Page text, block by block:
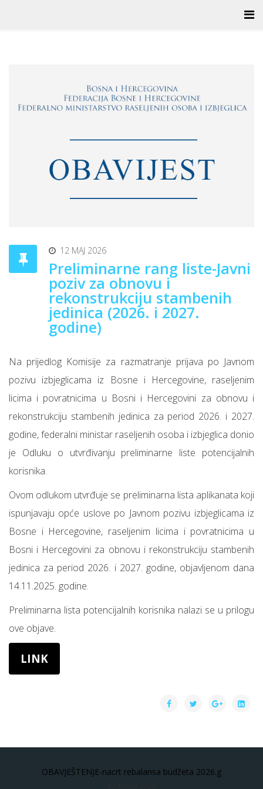
12 MAJ 2026
Preliminarne rang liste-Javni
poziv za obnovu i
rekonstrukciju stambenih
jedinica (2026. i 2027.
godine)
Na prijedlog Komisije za razmatranje prijava po Javnom
pozivu izbjeglicama iz Bosne i Hercegovine, raseljenim
licima i povratnicima u Bosni i Hercegovini za obnovu i
rekonstrukciju stambenih jedinica za period 2026. i 2027.
godine, federalni ministar raseljenih osoba i izbjeglica donio
je Odluku o utvrđivanju preliminarne liste potencijalnih
korisnika.
Ovom odlukom utvrđuje se preliminarna lista aplikanata koji
ispunjavaju opće uslove po Javnom pozivu izbjeglicama iz
Bosne i Hercegovine, raseljenim licima i povratnicima u
Bosni i Hercegovini za obnovu i rekonstrukciju stambenih
jedinica za period 2026. i 2027. godine, objavljenom dana
14.11.2025. godine.
Preliminarna lista potencijalnih korisnika nalazi se u prilogu
ove objave.
LINK
OBAVJEŠTENJE-nacrt rebalansa budžeta 2026.g